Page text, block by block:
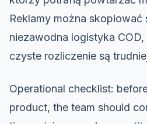
Reklamy można skopiować
niezawodna logistyka
czyste rozliczenie są
Operational checklist:
product, the team should